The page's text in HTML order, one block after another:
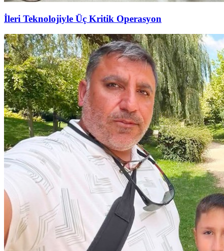
İleri Teknolojiyle Üç Kritik Operasyon